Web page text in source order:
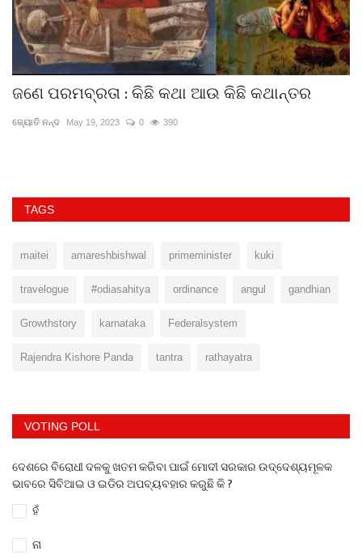
ଜଣେ ପରମବ୍ରତା : କିଛି କଥା ଆଉ କିଛି କଥାନ୍ତର
ଜ୍ୟୋତି ନନ୍ଦ May 19, 2023 0 390
TAGS
maitei amareshbishwal primeminister kuki
travelogue #odiasahitya ordinance angul gandhian
Growthstory karnataka Federalsystem
Rajendra Kishore Panda tantra rathayatra
VOTING POLL
ଦେଶରେ ବିରୋଧୀ ଦଳକୁ ଖତମ କରିବା ପାଇଁ ମୋଦୀ ସରକାର ଉଦ୍ଦେଶ୍ୟମୂଳକ
ଭାବରେ ସିବିଆଇ ଓ ଇଡିର ଅପବ୍ୟବହାର କରୁଛି କି ?
ହଁ
ନା